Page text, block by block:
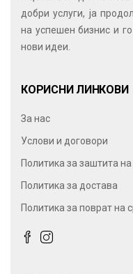
добри услуги, ја
на успешен бизнис и
нови идеи.
КОРИСНИ ЛИНКОВИ
За нас
Услови и договори
Политика за заштита
Политика за достава
Политика за поврат на